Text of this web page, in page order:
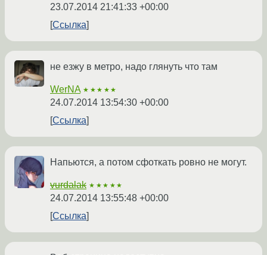
23.07.2014 21:41:33 +00:00
Ссылка
не езжу в метро, надо глянуть что там
WerNA ★★★★★
24.07.2014 13:54:30 +00:00
Ссылка
Напьются, а потом сфоткать ровно не могут.
vurdalak ★★★★★
24.07.2014 13:55:48 +00:00
Ссылка